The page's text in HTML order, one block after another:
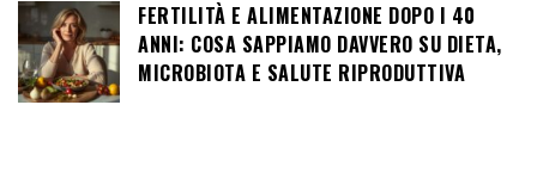
FERTILITÀ E ALIMENTAZIONE DOPO I 40
ANNI: COSA SAPPIAMO DAVVERO SU DIETA,
MICROBIOTA E SALUTE RIPRODUTTIVA